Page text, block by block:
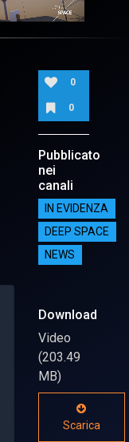
0
0
Pubblicato
nei
canali
IN EVIDENZA
DEEP SPACE
NEWS
Download
Video
(203.49
MB)
Scarica